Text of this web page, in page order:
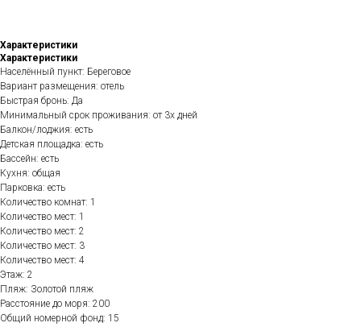
Характеристики
Характеристики
Населённый пункт: Береговое
Вариант размещения: отель
Быстрая бронь: Да
Минимальный срок проживания: от 3х дней
Балкон/лоджия: есть
Детская площадка: есть
Бассейн: есть
Кухня: общая
Парковка: есть
Количество комнат: 1
Количество мест: 1
Количество мест: 2
Количество мест: 3
Количество мест: 4
Этаж: 2
Пляж: Золотой пляж
Расстояние до моря: 200
Общий номерной фонд: 15